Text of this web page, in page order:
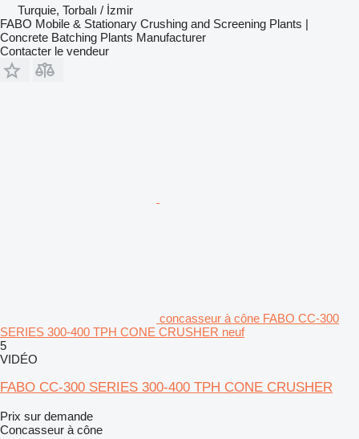
Turquie, Torbalı / İzmir
FABO Mobile & Stationary Crushing and Screening Plants |
Concrete Batching Plants Manufacturer
Contacter le vendeur
concasseur à cône FABO CC-300
SERIES 300-400 TPH CONE CRUSHER neuf
5
VIDÉO
FABO CC-300 SERIES 300-400 TPH CONE CRUSHER
Prix sur demande
Concasseur à cône